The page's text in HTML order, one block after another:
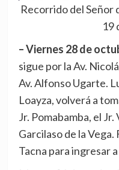
Recorrido del Señor
19
– Viernes 28 de
sigue por la Av.
Av. Alfonso Ugarte.
Loayza, volverá a
Jr. Pomabamba, el Jr.
Garcilaso de la
Tacna para ingresar